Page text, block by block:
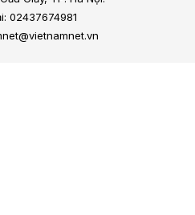
02437674981